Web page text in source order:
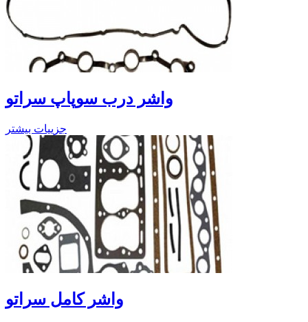
واشر درب سوپاپ سراتو
جزییات بیشتر
واشر کامل سراتو